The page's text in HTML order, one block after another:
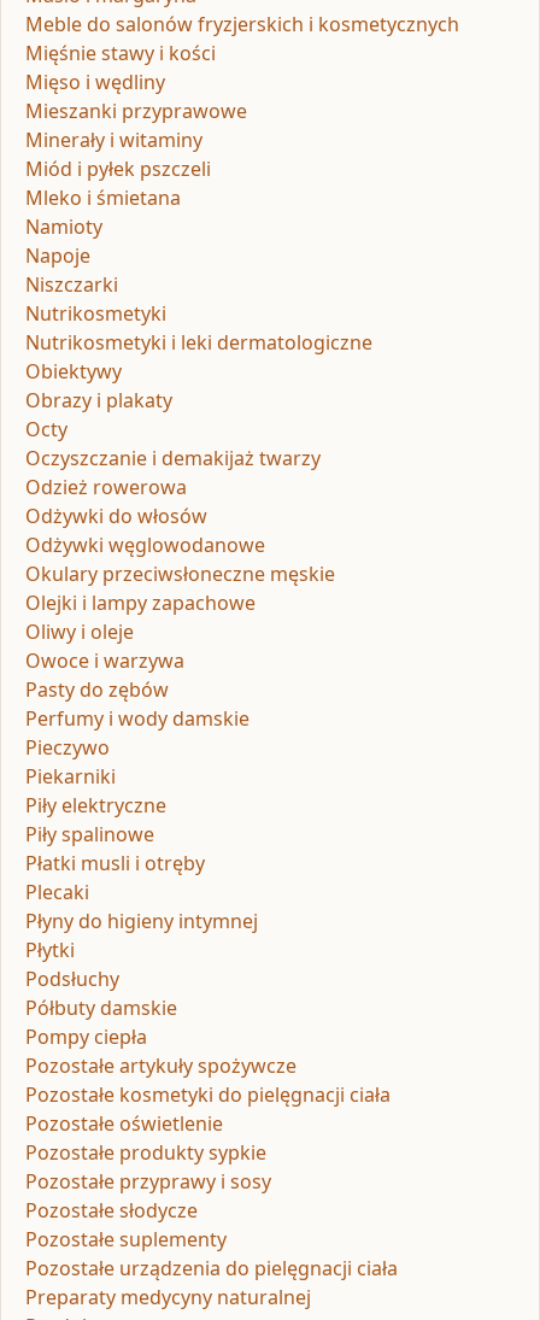
Meble do salonów fryzjerskich i kosmetycznych
Mięśnie stawy i kości
Mięso i wędliny
Mieszanki przyprawowe
Minerały i witaminy
Miód i pyłek pszczeli
Mleko i śmietana
Namioty
Napoje
Niszczarki
Nutrikosmetyki
Nutrikosmetyki i leki dermatologiczne
Obiektywy
Obrazy i plakaty
Octy
Oczyszczanie i demakijaż twarzy
Odzież rowerowa
Odżywki do włosów
Odżywki węglowodanowe
Okulary przeciwsłoneczne męskie
Olejki i lampy zapachowe
Oliwy i oleje
Owoce i warzywa
Pasty do zębów
Perfumy i wody damskie
Pieczywo
Piekarniki
Piły elektryczne
Piły spalinowe
Płatki musli i otręby
Plecaki
Płyny do higieny intymnej
Płytki
Podsłuchy
Półbuty damskie
Pompy ciepła
Pozostałe artykuły spożywcze
Pozostałe kosmetyki do pielęgnacji ciała
Pozostałe oświetlenie
Pozostałe produkty sypkie
Pozostałe przyprawy i sosy
Pozostałe słodycze
Pozostałe suplementy
Pozostałe urządzenia do pielęgnacji ciała
Preparaty medycyny naturalnej